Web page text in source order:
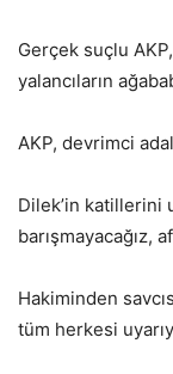
Gerçek suçlu
yalancıların
AKP, devrimci
Dilek’in katillerini
barışmayacağız,
Hakiminden
tüm herkesi